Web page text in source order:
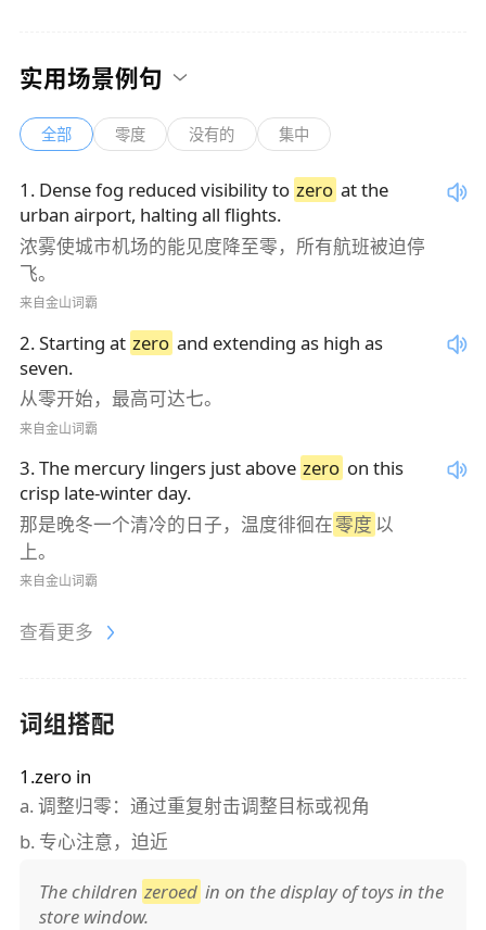
实用场景例句
全部 零度 没有的 集中
1 . Dense fog reduced visibility to zero at the
urban airport, halting all flights.
浓雾使城市机场的能见度降至零，所有航班被迫停
飞。
来自金山词霸
2.Starting at zero and extending as high as
seven.
从零开始，最高可达七。
来自金山词霸
3.The mercury lingers just above zero on this
crisp late-winter day.
那是晚冬一个清冷的日子，温度徘徊在零度 以
上。
来自金山词霸
查看更多
词组搭配
1.zero in
a.调整归零：通过重复射击调整目标或视角
b. 专心注意，迫近
The children zeroed in on the display of toys in the
store window.